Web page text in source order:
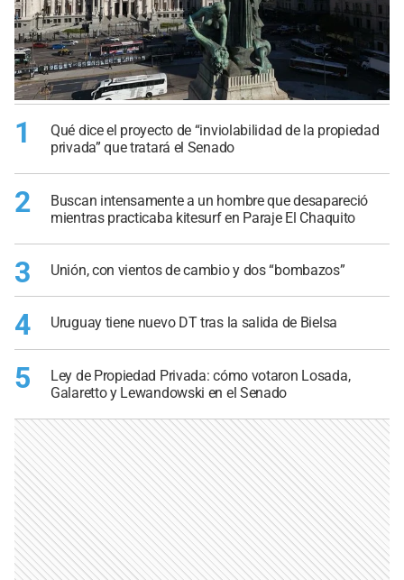
1
Qué dice el proyecto de “inviolabilidad de la propiedad
privada” que tratará el Senado
2
Buscan intensamente a un hombre que desapareció
mientras practicaba kitesurf en Paraje El Chaquito
3 Unión, con vientos de cambio y dos “bombazos”
4 Uruguay tiene nuevo DT tras la salida de Bielsa
5
Ley de Propiedad Privada: cómo votaron Losada,
Galaretto y Lewandowski en el Senado